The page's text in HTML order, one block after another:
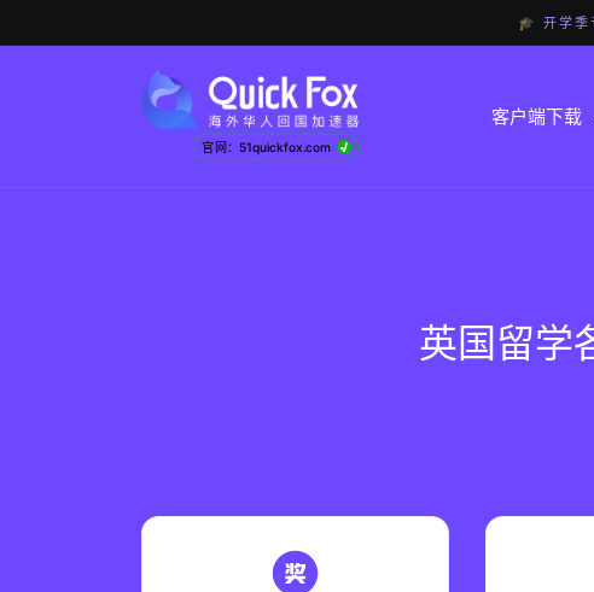
🎓 开学季
官网：51quickfox.com √
客户端下载
英国留学